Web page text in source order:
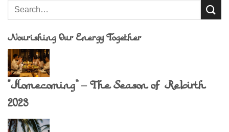
Nourishing Our Energy Together
“Homecoming” – The Season of Rebirth
2023